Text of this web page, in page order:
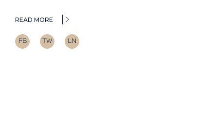
READ MORE
FB TW LN